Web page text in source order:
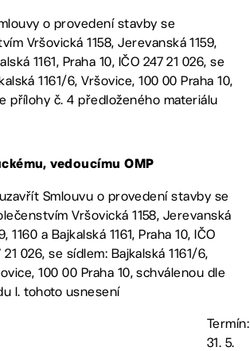
o provedení stavby se
Vršovická 1158, Jerevanská 1159,
1161, Praha 10, IČO 247 21 026, se
1161/6, Vršovice, 100 00 Praha 10,
přílohy č. 4 předloženého materiálu
vedoucímu OMP
uzavřít Smlouvu o provedení stavby se
Vršovická 1158, Jerevanská
1160 a Bajkalská 1161, Praha 10, IČO
21 026, se sídlem: Bajkalská 1161/6,
100 00 Praha 10, schválenou dle
I. tohoto usnesení
Termín:
31. 5.